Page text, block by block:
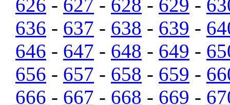
626 - 627 - 628 - 629 -
636 - 637 - 638 - 639 -
646 - 647 - 648 - 649 -
656 - 657 - 658 - 659 -
666 - 667 - 668 - 669 -